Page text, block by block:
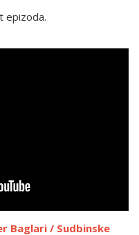
epizoda.
Baglari / Sudbinske